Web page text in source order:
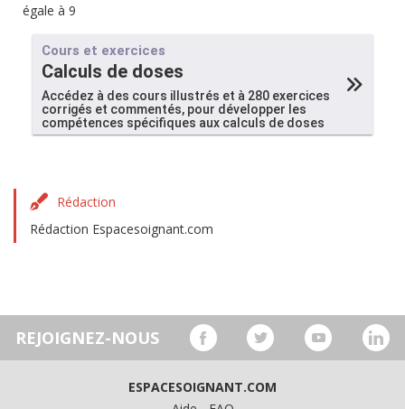
égale à 9
Cours et exercices
Calculs de doses
Accédez à des cours illustrés et à 280 exercices
corrigés et commentés, pour développer les
compétences spécifiques aux calculs de doses
Rédaction
Rédaction Espacesoignant.com
REJOIGNEZ-NOUS
ESPACESOIGNANT.COM